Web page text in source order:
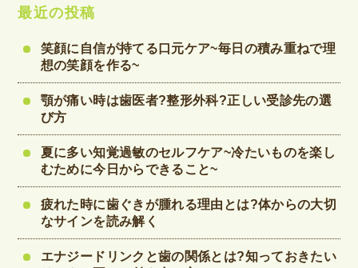
最近の投稿
笑顔に自信が持てる口元ケア~毎日の積み重ねで理
想の笑顔を作る~
顎が痛い時は歯医者?整形外科?正しい受診先の選
び方
夏に多い知覚過敏のセルフケア~冷たいものを楽し
むために今日からできること~
疲れた時に歯ぐきが腫れる理由とは?体からの大切
なサインを読み解く
エナジードリンクと歯の関係とは?知っておきたい